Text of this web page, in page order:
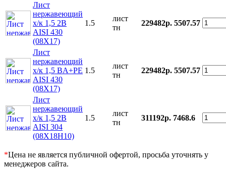
Лист
нержавеющий
х/к 1,5 2B
AISI 430
(08Х17)
1.5
лист
тн
229482р. 5507.57
Лист
нержавеющий
х/к 1,5 BA+PE
AISI 430
(08Х17)
1.5
лист
тн
229482р. 5507.57
Лист
нержавеющий
х/к 1,5 2B
AISI 304
(08Х18Н10)
1.5
лист
тн
311192р. 7468.6
*Цена не является публичной офертой, просьба уточнять у
менеджеров сайта.